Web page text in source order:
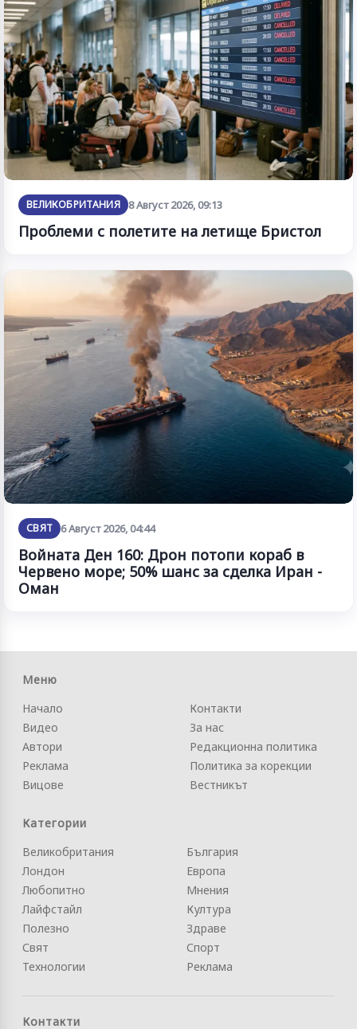
ВЕЛИКОБРИТАНИЯ 8 Август 2026, 09:13
Проблеми с полетите на летище Бристол
СВЯТ 6 Август 2026, 04:44
Войната Ден 160: Дрон потопи кораб в
Червено море; 50% шанс за сделка Иран -
Оман
Меню
Начало
Видео
Автори
Реклама
Вицове
Контакти
За нас
Редакционна политика
Политика за корекции
Вестникът
Категории
Великобритания
Лондон
Любопитно
Лайфстайл
Полезно
Свят
Технологии
България
Европа
Мнения
Култура
Здраве
Спорт
Реклама
Контакти